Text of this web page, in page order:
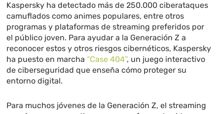
Kaspersky ha detectado más de 250.000 ciberataques
camuflados como animes populares, entre otros
programas y plataformas de streaming preferidos por
el público joven. Para ayudar a la Generación Z a
reconocer estos y otros riesgos cibernéticos, Kaspersky
ha puesto en marcha “Case 404”, un juego interactivo
de ciberseguridad que enseña cómo proteger su
entorno digital.
Para muchos jóvenes de la Generación Z, el streaming